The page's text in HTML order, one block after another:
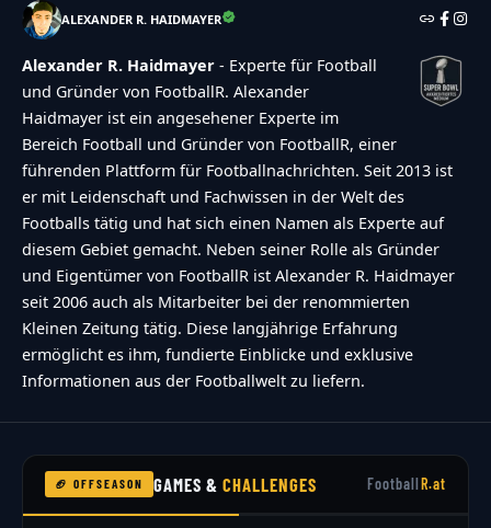
ALEXANDER R. HAIDMAYER
Alexander R. Haidmayer - Experte für Football
und Gründer von FootballR. Alexander
Haidmayer ist ein angesehener Experte im
Bereich Football und Gründer von FootballR, einer
führenden Plattform für Footballnachrichten. Seit 2013 ist
er mit Leidenschaft und Fachwissen in der Welt des
Footballs tätig und hat sich einen Namen als Experte auf
diesem Gebiet gemacht. Neben seiner Rolle als Gründer
und Eigentümer von FootballR ist Alexander R. Haidmayer
seit 2006 auch als Mitarbeiter bei der renommierten
Kleinen Zeitung tätig. Diese langjährige Erfahrung
ermöglicht es ihm, fundierte Einblicke und exklusive
Informationen aus der Footballwelt zu liefern.
🏈 OFFSEASON GAMES &CHALLENGES FootballR.at